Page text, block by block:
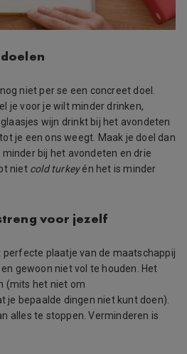
niet per se een concreet doel.
je voor je wilt minder drinken,
wijn drinkt bij het avondeten
je een ons weegt. Maak je doel dan
minder bij het avondeten en drie
niet cold turkeyén het is minder
voor jezelf
plaatje van de maatschappij
gewoon niet vol te houden. Het
(mits het niet om
je bepaalde dingen niet kunt doen).
alles te stoppen. Verminderen is